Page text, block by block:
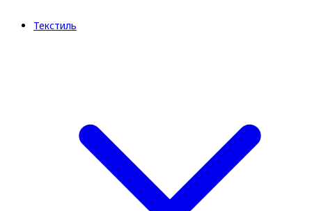
Текстиль